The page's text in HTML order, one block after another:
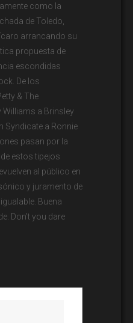
como la
de Toledo,
arrancando su
propuesta de
escondidas
De los
& The
Williams a Brinsley
Syndicate a Ronnie
pasan por la
estos tipejos
al público en
y juramento de
Buena
Don’t you dare